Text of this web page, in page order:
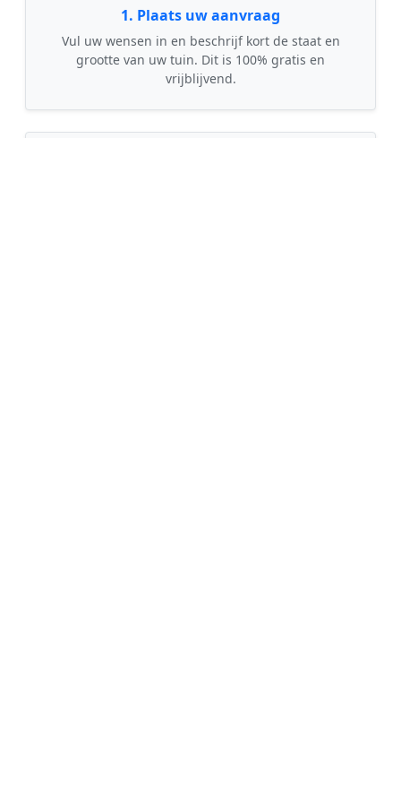
1. Plaats uw aanvraag
Vul uw wensen in en beschrijf kort de staat en
grootte van uw tuin. Dit is 100% gratis en
vrijblijvend.